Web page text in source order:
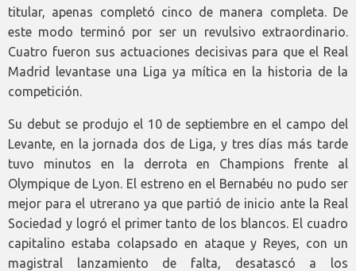
titular, apenas completó cinco de manera completa. De
este modo terminó por ser un revulsivo extraordinario.
Cuatro fueron sus actuaciones decisivas para que el Real
Madrid levantase una Liga ya mítica en la historia de la
competición.
Su debut se produjo el 10 de septiembre en el campo del
Levante, en la jornada dos de Liga, y tres días más tarde
tuvo minutos en la derrota en Champions frente al
Olympique de Lyon. El estreno en el Bernabéu no pudo ser
mejor para el utrerano ya que partió de inicio ante la Real
Sociedad y logró el primer tanto de los blancos. El cuadro
capitalino estaba colapsado en ataque y Reyes, con un
magistral lanzamiento de falta, desatascó a los